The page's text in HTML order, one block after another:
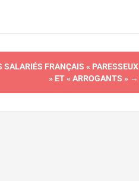
SALARIÉS FRANÇAIS « PARESSEUX
» ET « ARROGANTS » →